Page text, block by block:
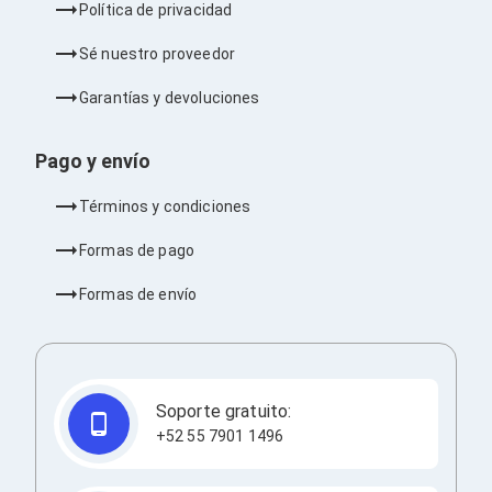
Barras de Sonido
Sonido para Centros de Entretenimiento
Home Theater
Accesorios Proyectores
Presentadores
Pantallas de Proyección
Adaptadores de Red para Proyectores
Accesorios TV
Controles Remoto
Reproductores para Transmisión Multimedia
Pantallas
Pantallas Comerciales
Política de privacidad
Sé nuestro proveedor
Garantías y devoluciones
Pago y envío
Términos y condiciones
Formas de pago
Formas de envío
Soporte gratuito:
+52 55 7901 1496